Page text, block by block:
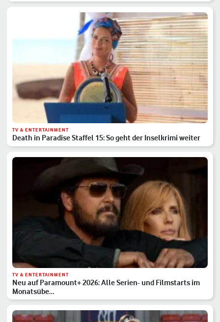
TV & ENTERTAINMENT
Death in Paradise Staffel 15: So geht der Inselkrimi weiter
TV & ENTERTAINMENT
Neu auf Paramount+ 2026: Alle Serien- und Filmstarts im
Monatsübe…